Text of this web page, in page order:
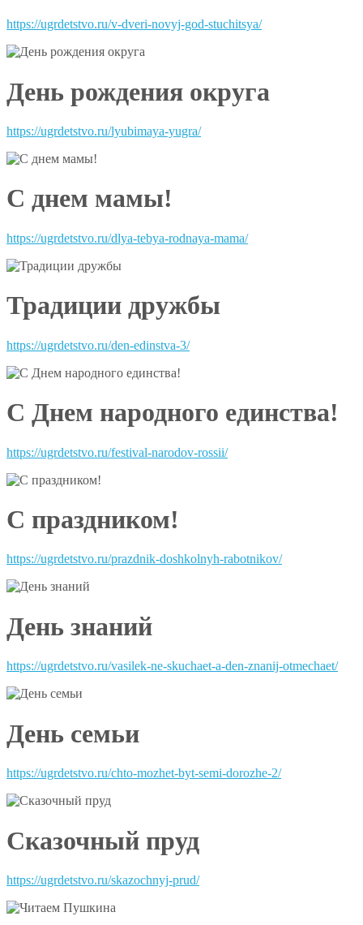
https://ugrdetstvo.ru/v-dveri-novyj-god-stuchitsya/
День рождения округа
https://ugrdetstvo.ru/lyubimaya-yugra/
С днем мамы!
https://ugrdetstvo.ru/dlya-tebya-rodnaya-mama/
Традиции дружбы
https://ugrdetstvo.ru/den-edinstva-3/
С Днем народного единства!
https://ugrdetstvo.ru/festival-narodov-rossii/
С праздником!
https://ugrdetstvo.ru/prazdnik-doshkolnyh-rabotnikov/
День знаний
https://ugrdetstvo.ru/vasilek-ne-skuchaet-a-den-znanij-otmechaet/
День семьи
https://ugrdetstvo.ru/chto-mozhet-byt-semi-dorozhe-2/
Сказочный пруд
https://ugrdetstvo.ru/skazochnyj-prud/